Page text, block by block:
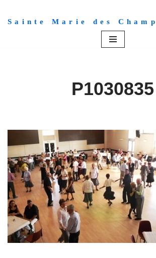
Aller
Sainte Marie des
P1030835